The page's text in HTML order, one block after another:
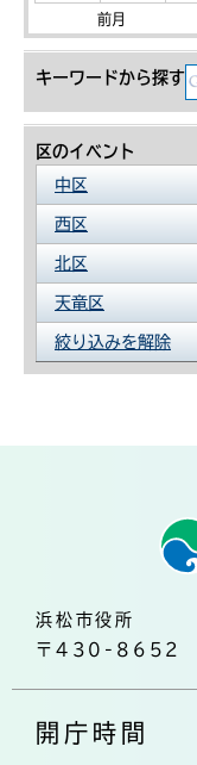
前月
キーワードから探す
区のイベント
中区
西区
北区
天竜区
絞り込みを解除
浜松市役所
〒430-8652
開庁時間